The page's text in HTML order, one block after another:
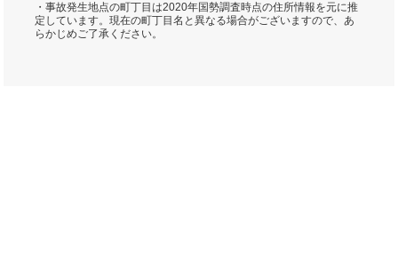
・事故発生地点の町丁目は2020年国勢調査時点の住所情報を元に推
定しています。現在の町丁目名と異なる場合がございますので、あ
らかじめご了承ください。